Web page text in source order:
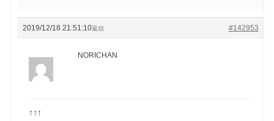
2019/12/18 21:51:10 #142953
返信
NORICHAN
↑↑↑